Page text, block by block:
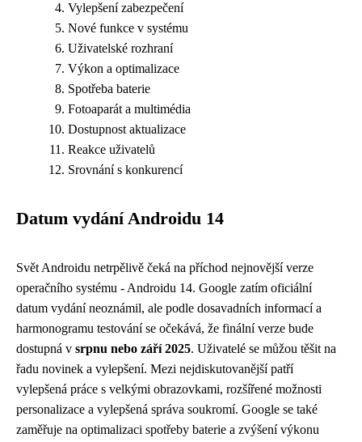
Vylepšení zabezpečení
Nové funkce v systému
Uživatelské rozhraní
Výkon a optimalizace
Spotřeba baterie
Fotoaparát a multimédia
Dostupnost aktualizace
Reakce uživatelů
Srovnání s konkurencí
Datum vydání Androidu 14
Svět Androidu netrpělivě čeká na příchod nejnovější verze
operačního systému - Androidu 14. Google zatím oficiální
datum vydání neoznámil, ale podle dosavadních informací a
harmonogramu testování se očekává, že finální verze bude
dostupná v srpnu nebo září 2025. Uživatelé se můžou těšit na
řadu novinek a vylepšení. Mezi nejdiskutovanější patří
vylepšená práce s velkými obrazovkami, rozšířené možnosti
personalizace a vylepšená správa soukromí. Google se také
zaměřuje na optimalizaci spotřeby baterie a zvýšení výkonu